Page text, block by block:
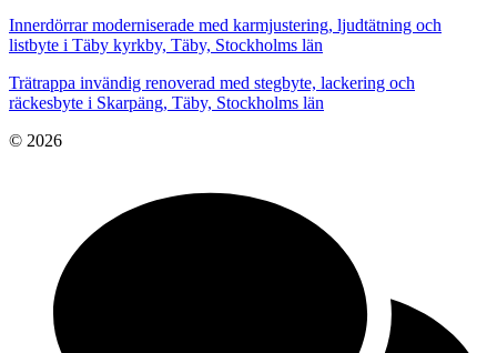
Innerdörrar moderniserade med karmjustering, ljudtätning och
listbyte i Täby kyrkby, Täby, Stockholms län
Trätrappa invändig renoverad med stegbyte, lackering och
räckesbyte i Skarpäng, Täby, Stockholms län
© 2026